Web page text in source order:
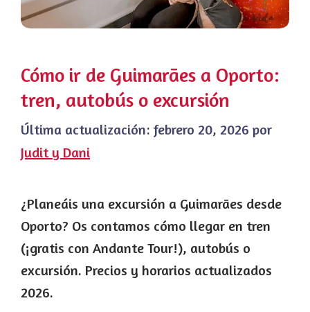
Cómo ir de Guimarães a Oporto:
tren, autobús o excursión
Última actualización: febrero 20, 2026 por
Judit y Dani
¿Planeáis una excursión a Guimarães desde
Oporto? Os contamos cómo llegar en tren
(¡gratis con Andante Tour!), autobús o
excursión. Precios y horarios actualizados
2026.